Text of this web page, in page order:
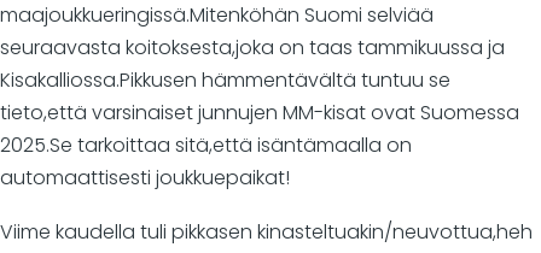
maajoukkueringissä.Mitenköhän Suomi selviää
seuraavasta koitoksesta,joka on taas tammikuussa ja
Kisakalliossa.Pikkusen hämmentävältä tuntuu se
tieto,että varsinaiset junnujen MM-kisat ovat Suomessa
2025.Se tarkoittaa sitä,että isäntämaalla on
automaattisesti joukkuepaikat!
Viime kaudella tuli pikkasen kinasteltuakin/neuvottua,heh